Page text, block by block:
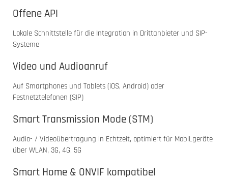
Offene API
Lokale Schnittstelle für die Integration in Drittanbieter und SIP-
Systeme
Video und Audioanruf
Auf Smartphones und Tablets (iOS, Android) oder
Festnetztelefonen (SIP)
Smart Transmission Mode (STM)
Audio- / Videoübertragung in Echtzeit, optimiert für MobiLgeräte
über WLAN, 3G, 4G, 5G
Smart Home & ONVIF kompatibel